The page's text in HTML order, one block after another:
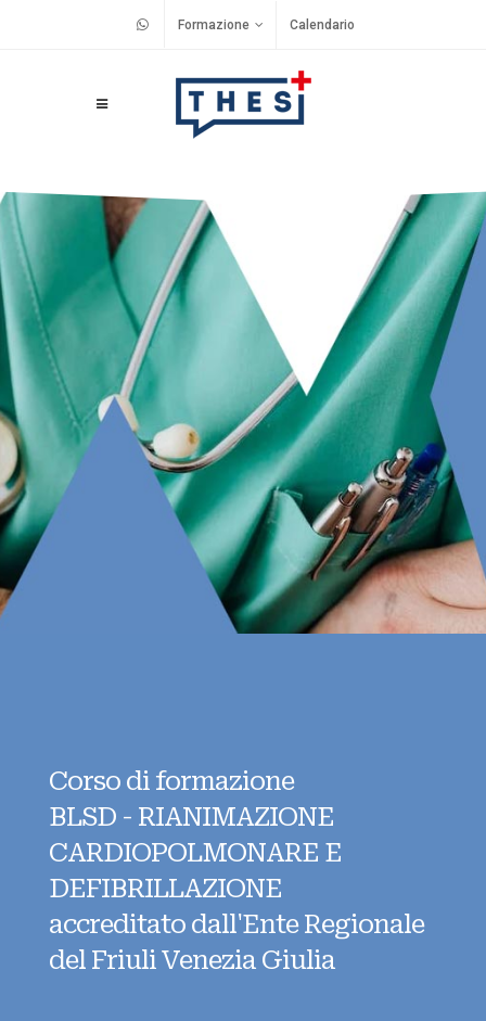
Formazione Calendario
Corso di formazione
BLSD - RIANIMAZIONE
CARDIOPOLMONARE E
DEFIBRILLAZIONE
accreditato dall'Ente Regionale
del Friuli Venezia Giulia